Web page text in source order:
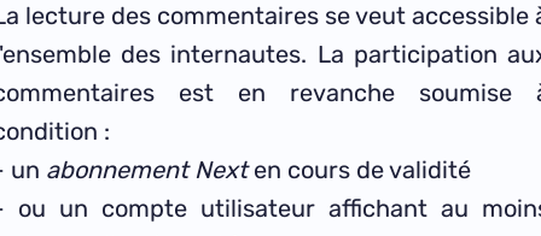
lecture des commentaires se veut accessible
des internautes. La participation
est en revanche soumise
:
un abonnement Nexten cours de validité
ou un compte utilisateur affichant au